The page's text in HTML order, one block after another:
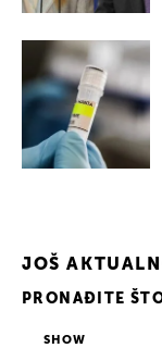
JOŠ
PRONAĐITE
SHOW